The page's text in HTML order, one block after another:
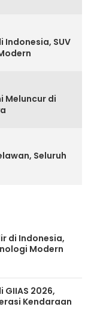
Indonesia, SUV
Meluncur di
Seluruh
di Indonesia,
Modern
GIIAS 2026,
Kendaraan